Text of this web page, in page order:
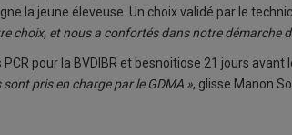
la jeune éleveuse. Un choix validé par le
choix, et nous a confortés dans notre démarche
pour la BVDIBR et besnoitiose 21 jours avant
sont pris en charge par le GDMA », glisse Manon